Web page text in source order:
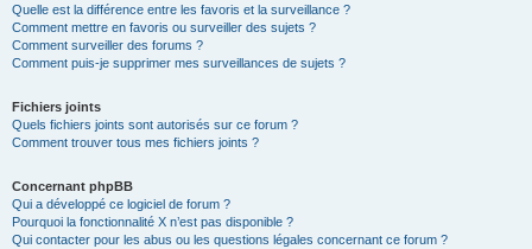
Quelle est la différence entre les favoris et la surveillance ?
Comment mettre en favoris ou surveiller des sujets ?
Comment surveiller des forums ?
Comment puis-je supprimer mes surveillances de sujets ?
Fichiers joints
Quels fichiers joints sont autorisés sur ce forum ?
Comment trouver tous mes fichiers joints ?
Concernant phpBB
Qui a développé ce logiciel de forum ?
Pourquoi la fonctionnalité X n’est pas disponible ?
Qui contacter pour les abus ou les questions légales concernant ce forum ?